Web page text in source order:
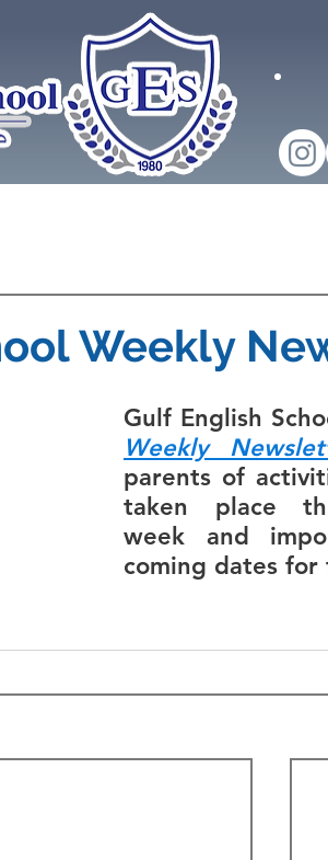
Weekly
Weekly
parents of
taken place
week and
coming dates for